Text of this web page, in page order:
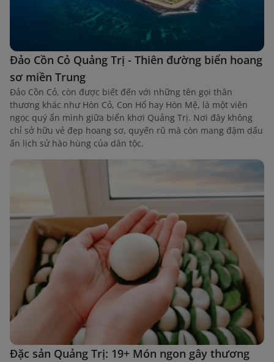
Đảo Cồn Cỏ Quảng Trị - Thiên đường biển hoang
sơ miền Trung
Đảo Cồn Cỏ, còn được biết đến với những tên gọi thân
thương khác như Hòn Cỏ, Con Hổ hay Hòn Mệ, là một viên
ngọc quý ẩn mình giữa biển khơi Quảng Trị. Nơi đây không
chỉ sở hữu vẻ đẹp hoang sơ, quyến rũ mà còn mang đậm dấu
ấn lịch sử hào hùng của dân tộc.
Đặc sản Quảng Trị: 19+ Món ngon gây thương